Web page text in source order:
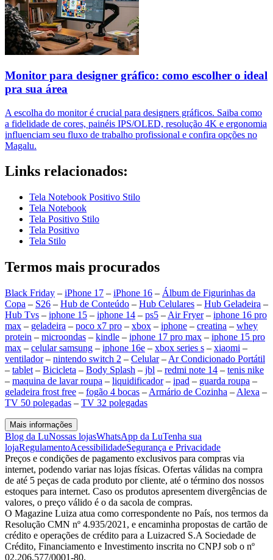
Monitor para designer gráfico: como escolher o ideal
pra sua área
A escolha do monitor é crucial para designers gráficos. Saiba como
a fidelidade de cores, painéis IPS/OLED, resolução 4K e ergonomia
influenciam seu fluxo de trabalho profissional e confira opções no
Magalu.
Links relacionados:
Tela Notebook Positivo Stilo
Tela Notebook
Tela Positivo Stilo
Tela Positivo
Tela Stilo
Termos mais procurados
Black Friday – iPhone 17 – iPhone 16 – Álbum de Figurinhas da
Copa – S26 – Hub de Conteúdo – Hub Celulares – Hub Geladeira –
Hub Tvs – iphone 15 – iphone 14 – ps5 – Air Fryer– iphone 16 pro
max – geladeira – poco x7 pro – xbox – iphone – creatina – whey
protein – microondas – kindle – iphone 17 pro max – iphone 15 pro
max – celular samsung – iphone 16e – xbox series s – xiaomi –
ventilador– nintendo switch 2 – Celular– Ar Condicionado Portátil
– tablet – Bicicleta – Body Splash – jbl – redmi note 14 – tenis nike
– maquina de lavar roupa – liquidificador– ipad – guarda roupa –
geladeira frost free – fogão 4 bocas – Armário de Cozinha – Alexa –
TV 50 polegadas – TV 32 polegadas
Mais informações
Blog da LuNossas lojasWhatsApp da LuTenha sua
lojaRegulamentoAcessibilidadeSegurança e Privacidade
Preços e condições de pagamento exclusivos para compras via
internet, podendo variar nas lojas físicas. Ofertas válidas na compra
de até 5 peças de cada produto por cliente, até o término dos nossos
estoques para internet. Caso os produtos apresentem divergências de
valores, o preço válido é o da sacola de compras.
O Magazine Luiza atua como correspondente no País, nos termos da
Resolução CMN nº 4.935/2021, e encaminha propostas de cartão de
crédito e operações de crédito para a Luizacred S.A Sociedade de
Crédito, Financiamento e Investimento inscrita no CNPJ sob o nº
02.206.577/0001-80.